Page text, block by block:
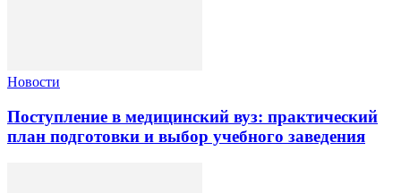
Новости
Поступление в медицинский вуз: практический
план подготовки и выбор учебного заведения